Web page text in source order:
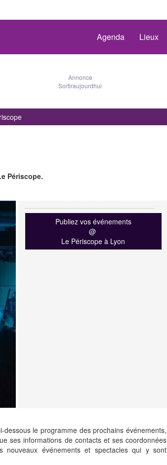
Agenda Lieux
Annonce
Sortiraujourdhui
Périscope.
Publiez vos événements
@
Le Périscope à Lyon
le programme des prochains événements,
ses informations de contacts et ses coordonnées
nouveaux événements et spectacles qui y sont